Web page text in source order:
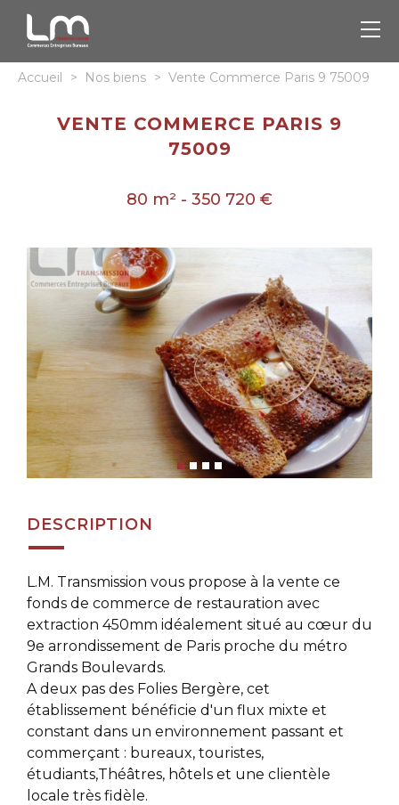
Accueil > Nos biens > Vente Commerce Paris 9 75009
VENTE COMMERCE PARIS 9
75009
80 m² - 350 720 €
DESCRIPTION
L.M. Transmission vous propose à la vente ce
fonds de commerce de restauration avec
extraction 450mm idéalement situé au cœur du
9e arrondissement de Paris proche du métro
Grands Boulevards.
A deux pas des Folies Bergère, cet
établissement bénéficie d'un flux mixte et
constant dans un environnement passant et
commerçant : bureaux, touristes,
étudiants,Théâtres, hôtels et une clientèle
locale très fidèle.